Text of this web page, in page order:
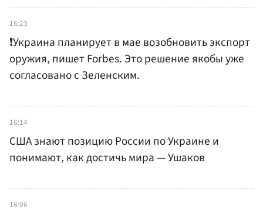
16:23
❗️Украина планирует в мае возобновить экспорт
оружия, пишет Forbes. Это решение якобы уже
согласовано с Зеленским.
16:14
США знают позицию России по Украине и
понимают, как достичь мира — Ушаков
16:06